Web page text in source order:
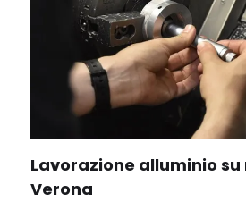
Lavorazione alluminio su
Verona